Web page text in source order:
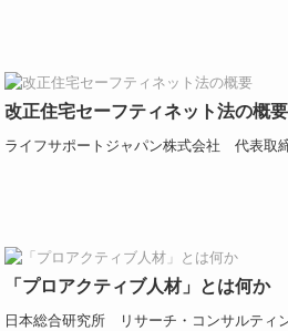
改正住宅セーフティネット法の概要
ライフサポートジャパン株式会社 代表取
「プロアクティブ人材」とは何か
日本総合研究所 リサーチ・コンサルティ